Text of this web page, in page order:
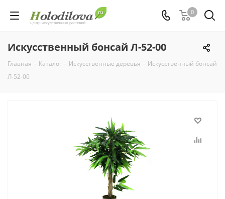
0
Искусственный бонсай Л-52-00
Главная - Каталог - Искусственные деревья - Искусственный бонсай
Л-52-00